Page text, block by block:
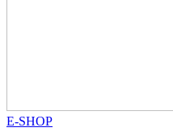
E-SHOP